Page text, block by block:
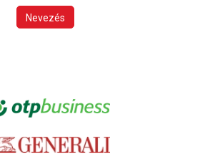
Nevezés